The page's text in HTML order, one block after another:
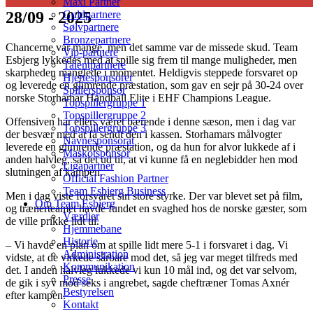
Guldpartnere
Sølvpartnere
Bronzepartnere
Vip-partnere
Talentpartnere
Hjertesponsorer
Spillersponsor
Topspillergruppe 1
Topspillergruppe 2
Topspillergruppe 3
Navnesponsorat
Maskotsponsor
Ligapartner
Official Fashion Partner
Team Esbjerg Business
Om Team Esbjerg
Værdier
Hjemmebane
Historie
Administration
Kommunikation
Presse
Bestyrelsen
Kontakt
28/09 - 2025
Chancerne var mange, men det samme var de missede skud. Team
Esbjerg lykkedes med at spille sig frem til mange muligheder, men
skarpheden manglede i momentet. Heldigvis steppede forsvaret op
og leverede en glimrende præstation, som gav en sejr på 30-24 over
norske Storhamar Handball Elite i EHF Champions League.
Offensiven har ellers været bærende i denne sæson, men i dag var
der besvær med at få sendt den i kassen. Storhamars målvogter
leverede en glimrende præstation, og da hun for alvor lukkede af i
anden halvleg, så det ud til, at vi kunne få en neglebidder hen mod
slutningen af kampen.
Men i dag viste forsvaret sin store styrke. Der var blevet set på film,
og trænerteamet havde fundet en svaghed hos de norske gæster, som
de ville prikke lidt til.
– Vi havde en plan om at spille lidt mere 5-1 i forsvaret i dag. Vi
vidste, at de virkede sårbare mod det, så jeg var meget tilfreds med
det. I anden halvleg lukkede vi kun 10 mål ind, og det var selvom,
de gik i syv mod seks i angrebet, sagde cheftræner Tomas Axnér
efter kampen.